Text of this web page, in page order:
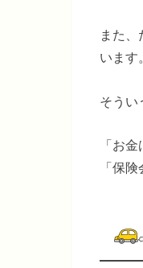
また
います。
そうい
「お
「保